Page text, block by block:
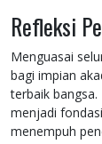
Refleksi
Menguasai
bagi impian
terbaik bangsa.
menjadi
menempuh